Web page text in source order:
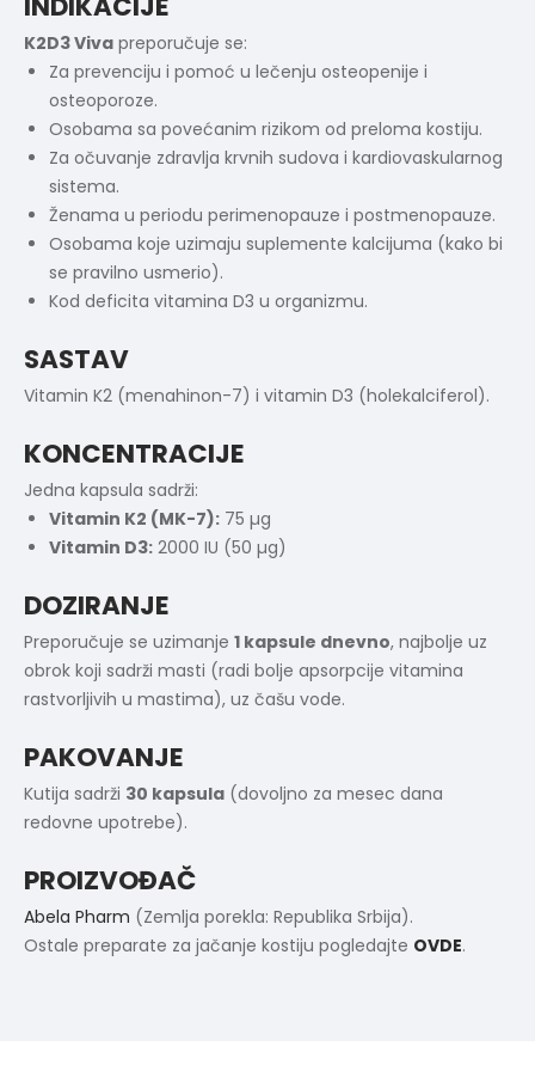
K2D3 Viva preporučuje se:
Za prevenciju i pomoć u lečenju osteopenije i
osteoporoze.
Osobama sa povećanim rizikom od preloma kostiju.
Za očuvanje zdravlja krvnih sudova i kardiovaskularnog
sistema.
Ženama u periodu perimenopauze i postmenopauze.
Osobama koje uzimaju suplemente kalcijuma (kako bi
se pravilno usmerio).
Kod deficita vitamina D3 u organizmu.
SASTAV
Vitamin K2 (menahinon-7) i vitamin D3 (holekalciferol).
KONCENTRACIJE
Jedna kapsula sadrži:
Vitamin K2 (MK-7): 75 µg
Vitamin D3: 2000 IU (50 µg)
DOZIRANJE
Preporučuje se uzimanje 1 kapsule dnevno, najbolje uz
obrok koji sadrži masti (radi bolje apsorpcije vitamina
rastvorljivih u mastima), uz čašu vode.
PAKOVANJE
Kutija sadrži 30 kapsula (dovoljno za mesec dana
redovne upotrebe).
PROIZVOĐAČ
Abela Pharm (Zemlja porekla: Republika Srbija).
Ostale preparate za jačanje kostiju pogledajte OVDE.